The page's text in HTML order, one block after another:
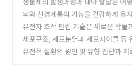
질까요... (0)
뇌와 신경계통의 기능을 건강하게 유
(0)
유전자 조작 편집 기술은 새로운 작물
어떻게 작용할까요? (0)
세포구조, 세포분열과 세포사이클 등
환에 어떻게 작용할까요? (0)
유전적 질환의 원인 및 유형 진단과 치